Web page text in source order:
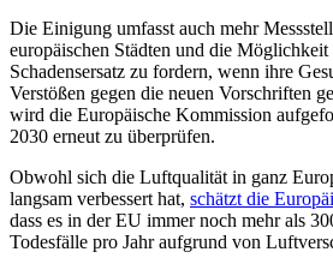
Die Einigung umfasst auch mehr
europäischen Städten und die
Schadensersatz zu fordern, wenn ihre
Verstößen gegen die neuen Vorschriften
wird die Europäische Kommission
2030 erneut zu überprüfen.
Obwohl sich die Luftqualität in ganz
langsam verbessert hat, schätzt die
dass es in der EU immer noch mehr als
Todesfälle pro Jahr aufgrund von